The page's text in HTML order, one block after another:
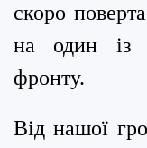
скоро
на один із
фронту.
Від нашої